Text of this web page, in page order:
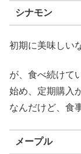
シナモン
初期に美味しい
が、食べ続けて
始め、定期購入
なんだけど、食
メープル